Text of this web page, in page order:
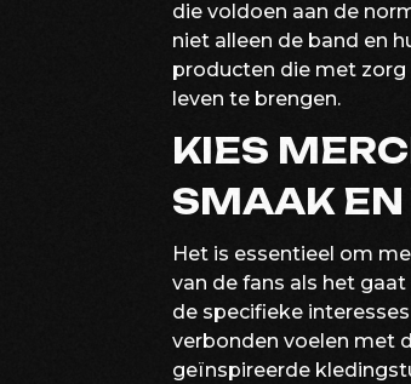
die voldoen aan de
niet alleen de band en
producten die met
leven te brengen.
KIES
SMAAK EN
Het is essentieel om
van de fans als het
de specifieke
verbonden voelen met
geïnspireerde